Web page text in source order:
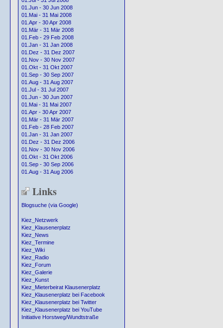
01.Jun - 30 Jun 2008
01.Mai - 31 Mai 2008
01.Apr - 30 Apr 2008
01.Mär - 31 Mär 2008
01.Feb - 29 Feb 2008
01.Jan - 31 Jan 2008
01.Dez - 31 Dez 2007
01.Nov - 30 Nov 2007
01.Okt - 31 Okt 2007
01.Sep - 30 Sep 2007
01.Aug - 31 Aug 2007
01.Jul - 31 Jul 2007
01.Jun - 30 Jun 2007
01.Mai - 31 Mai 2007
01.Apr - 30 Apr 2007
01.Mär - 31 Mär 2007
01.Feb - 28 Feb 2007
01.Jan - 31 Jan 2007
01.Dez - 31 Dez 2006
01.Nov - 30 Nov 2006
01.Okt - 31 Okt 2006
01.Sep - 30 Sep 2006
01.Aug - 31 Aug 2006
Links
Blogsuche (via Google)
Kiez_Netzwerk
Kiez_Klausenerplatz
Kiez_News
Kiez_Termine
Kiez_Wiki
Kiez_Radio
Kiez_Forum
Kiez_Galerie
Kiez_Kunst
Kiez_Mieterbeirat Klausenerplatz
Kiez_Klausenerplatz bei Facebook
Kiez_Klausenerplatz bei Twitter
Kiez_Klausenerplatz bei YouTube
Initiative Horstweg/Wundtstraße